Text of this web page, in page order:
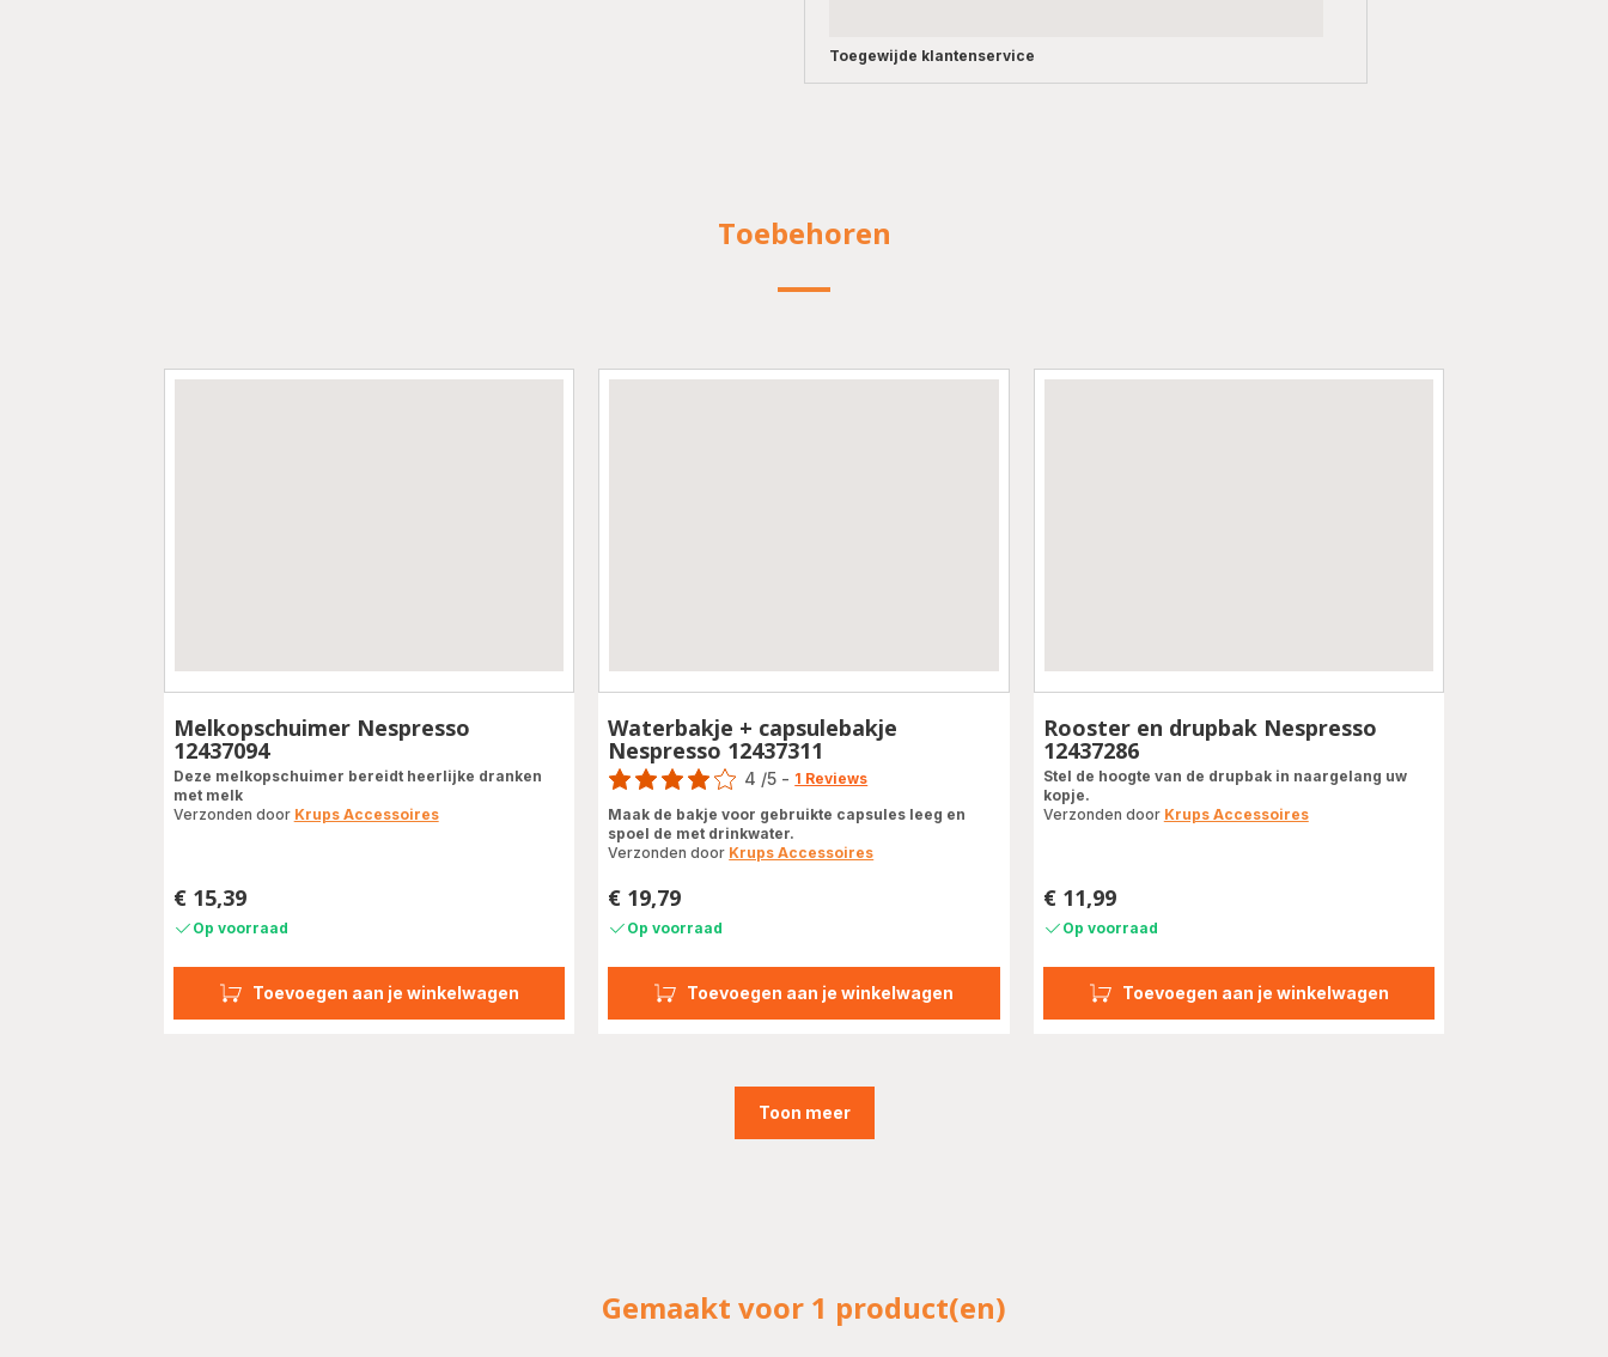
Toegewijde klantenservice
Toebehoren
Toevoegen aan je winkelwagen
Melkopschuimer Nespresso
12437094
Deze melkopschuimer bereidt heerlijke dranken
met melk
Verzonden door Krups Accessoires
Prijs
€ 15,39
Op voorraad
Toevoegen aan je winkelwagen
Waterbakje + capsulebakje
Nespresso 12437311
Score
met
vier
(gemiddeld)
4 /5 - 1 Reviews
Maak de bakje voor gebruikte capsules leeg en
spoel de met drinkwater.
Verzonden door Krups Accessoires
Prijs
€ 19,79
Op voorraad
Toevoegen aan je winkelwagen
Rooster en drupbak Nespresso
12437286
Stel de hoogte van de drupbak in naargelang uw
kopje.
Verzonden door Krups Accessoires
Prijs
€ 11,99
Op voorraad
Toon meer
Gemaakt voor 1 product(en)